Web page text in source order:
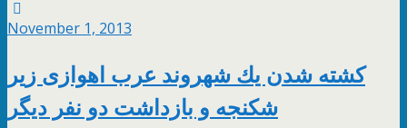
November 1, 2013
كشته شدن يك شهروند عرب اهوازی زير
شكنجه و بازداشت دو نفر ديگر